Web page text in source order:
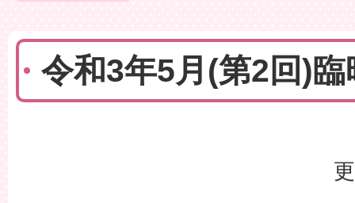
令和3年5月(第2回)